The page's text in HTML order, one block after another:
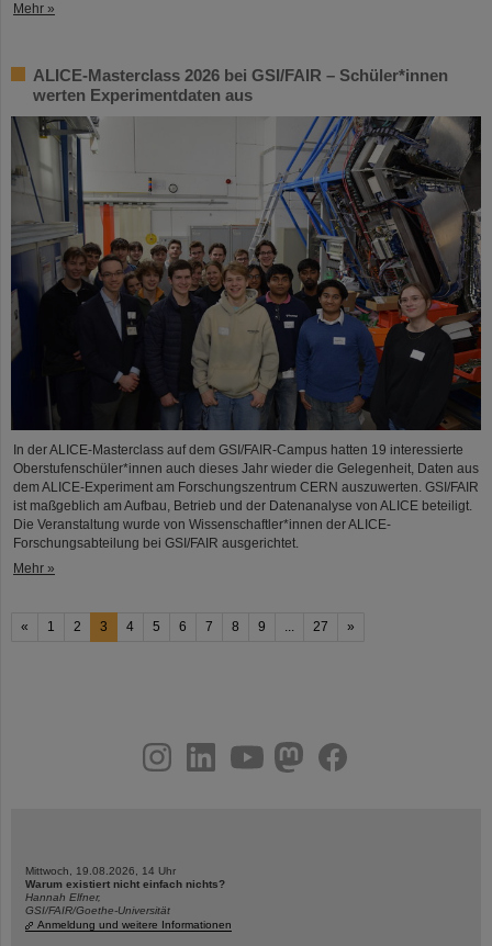
Mehr »
ALICE-Masterclass 2026 bei GSI/FAIR – Schüler*innen
werten Experimentdaten aus
In der ALICE-Masterclass auf dem GSI/FAIR-Campus hatten 19 interessierte
Oberstufenschüler*innen auch dieses Jahr wieder die Gelegenheit, Daten aus
dem ALICE-Experiment am Forschungszentrum CERN auszuwerten. GSI/FAIR
ist maßgeblich am Aufbau, Betrieb und der Datenanalyse von ALICE beteiligt.
Die Veranstaltung wurde von Wissenschaftler*innen der ALICE-
Forschungsabteilung bei GSI/FAIR ausgerichtet.
Mehr »
« 1 2 3 4 5 6 7 8 9 27 »
youtubehelmholtz.socialfacebook
Mittwoch, 19.08.2026, 14 Uhr
Warum existiert nicht einfach nichts?
Hannah Elfner,
GSI/FAIR/Goethe-Universität
Anmeldung und weitere Informationen